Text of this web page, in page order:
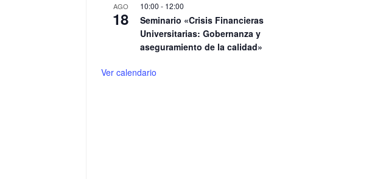
AGO
18
10:00 - 12:00
Seminario «Crisis Financieras
Universitarias: Gobernanza y
aseguramiento de la calidad»
Ver calendario